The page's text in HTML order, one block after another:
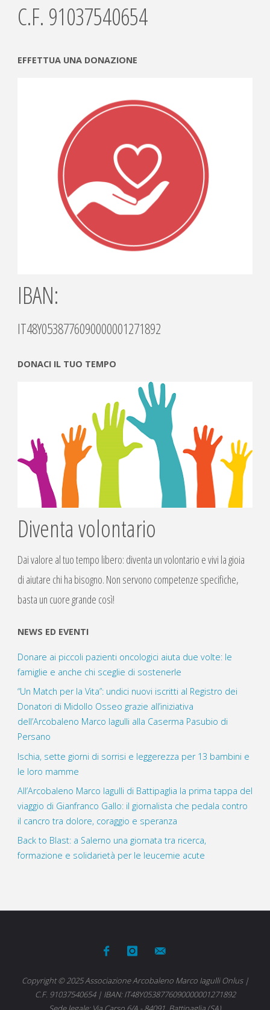
C.F. 91037540654
EFFETTUA UNA DONAZIONE
IBAN:
IT48Y0538776090000001271892
DONACI IL TUO TEMPO
Diventa volontario
Dai valore al tuo tempo libero: diventa un volontario e vivi la gioia
di aiutare chi ha bisogno. Non servono competenze specifiche,
basta un cuore grande così!
NEWS ED EVENTI
Donare ai piccoli pazienti oncologici aiuta due volte: le
famiglie e anche chi sceglie di sostenerle
“Un Match per la Vita”: undici nuovi iscritti al Registro dei
Donatori di Midollo Osseo grazie all’iniziativa
dell’Arcobaleno Marco Iagulli alla Caserma Pasubio di
Persano
Ischia, sette giorni di sorrisi e leggerezza per 13 bambini e
le loro mamme
All’Arcobaleno Marco Iagulli di Battipaglia la prima tappa del
viaggio di Gianfranco Gallo: il giornalista che pedala contro
il cancro tra dolore, coraggio e speranza
Back to Blast: a Salerno una giornata tra ricerca,
formazione e solidarietà per le leucemie acute
Copyright © 2025 Associazione Arcobaleno Marco Iagulli Onlus |
C.F. 91037540654 | IBAN: IT48Y0538776090000001271892